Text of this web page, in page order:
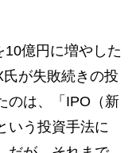
億円に増やした
が失敗続きの投
のは、「IPO（新
いう投資手法に